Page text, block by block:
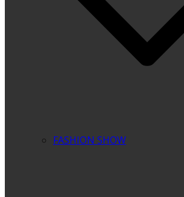
FASHION SHOW